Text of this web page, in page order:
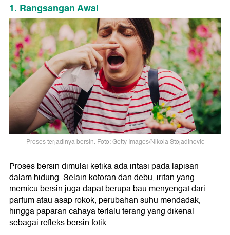
1. Rangsangan Awal
Proses terjadinya bersin. Foto: Getty Images/Nikola Stojadinovic
Proses bersin dimulai ketika ada iritasi pada lapisan
dalam hidung. Selain kotoran dan debu, iritan yang
memicu bersin juga dapat berupa bau menyengat dari
parfum atau asap rokok, perubahan suhu mendadak,
hingga paparan cahaya terlalu terang yang dikenal
sebagai refleks bersin fotik.